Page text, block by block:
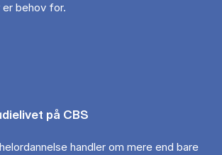
behov for.
på CBS
handler om mere end bare